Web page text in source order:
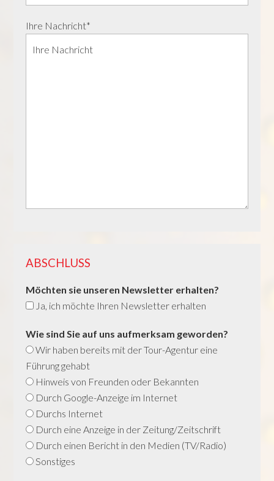
Ihre Nachricht*
ABSCHLUSS
Möchten sie unseren Newsletter erhalten?
Ja, ich möchte Ihren Newsletter erhalten
Wie sind Sie auf uns aufmerksam geworden?
Wir haben bereits mit der Tour-Agentur eine
Führung gehabt
Hinweis von Freunden oder Bekannten
Durch Google-Anzeige im Internet
Durchs Internet
Durch eine Anzeige in der Zeitung/Zeitschrift
Durch einen Bericht in den Medien (TV/Radio)
Sonstiges